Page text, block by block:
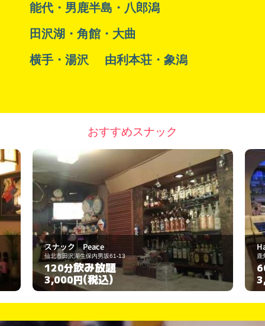
能代・男鹿半島・八郎潟
田沢湖・角館・大曲
横手・湯沢
由利本荘・象潟
おすすめスナック
Happiness SE
鹿角市花輪字下花輪162-4
60分飲み放題
3,000円(税込)